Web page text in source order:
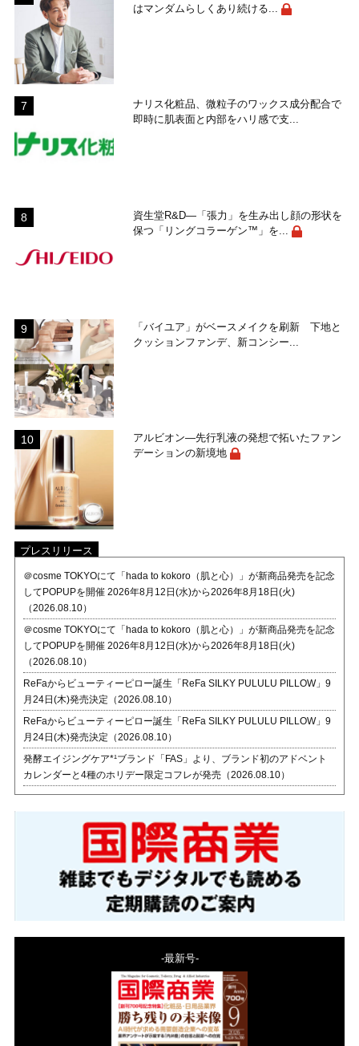
はマンダムらしくあり続ける...
ナリス化粧品、微粒子のワックス成分配合で
即時に肌表面と内部をハリ感で支...
資生堂R&D―「張力」を生み出し顔の形状を
保つ「リングコラーゲン™」を...
「バイユア」がベースメイクを刷新 下地と
クッションファンデ、新コンシー...
アルビオン―先行乳液の発想で拓いたファン
デーションの新境地
プレスリリース
＠cosme TOKYOにて「hada to kokoro（肌と心）」が新商品発売を記念
してPOPUPを開催 2026年8月12日(水)から2026年8月18日(火)
（2026.08.10）
＠cosme TOKYOにて「hada to kokoro（肌と心）」が新商品発売を記念
してPOPUPを開催 2026年8月12日(水)から2026年8月18日(火)
（2026.08.10）
ReFaからビューティーピロー誕生「ReFa SILKY PULULU PILLOW」9
月24日(木)発売決定（2026.08.10）
ReFaからビューティーピロー誕生「ReFa SILKY PULULU PILLOW」9
月24日(木)発売決定（2026.08.10）
発酵エイジングケア*¹ブランド「FAS」より、ブランド初のアドベント
カレンダーと4種のホリデー限定コフレが発売（2026.08.10）
-最新号-